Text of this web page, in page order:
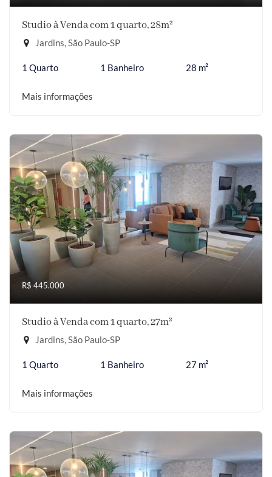
Studio à Venda com 1 quarto, 28m²
Jardins, São Paulo-SP
1 Quarto 1 Banheiro 28 m²
Mais informações
R$ 445.000
Studio à Venda com 1 quarto, 27m²
Jardins, São Paulo-SP
1 Quarto 1 Banheiro 27 m²
Mais informações